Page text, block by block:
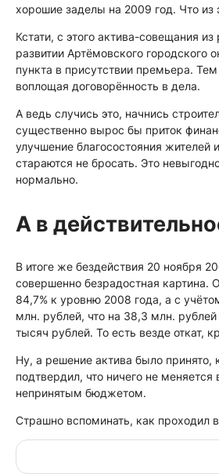
хорошие заделы на 2009 год. Что
Кстати, с этого актива-совещания
развитии Артёмовского городского
пункта в присутствии премьера.
воплощая договорённость в дела.
А ведь случись это, начнись
существенно вырос бы приток
улучшение благосостояния жителей
стараются не бросать. Это
нормально.
А в
В итоге же бездействия 20 ноября
совершенно безрадостная картина.
84,7% к уровню 2008 года, а с
млн. рублей, что на 38,3 млн.
тысяч рублей. То есть везде откат,
Ну, а решение актива было принято,
подтвердил, что ничего не
непринятым бюджетом.
Страшно вспоминать, как проходил